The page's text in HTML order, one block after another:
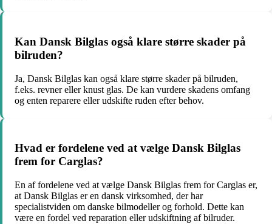
Kan Dansk Bilglas også klare større skader på
bilruden?
Ja, Dansk Bilglas kan også klare større skader på bilruden,
f.eks. revner eller knust glas. De kan vurdere skadens omfang
og enten reparere eller udskifte ruden efter behov.
Hvad er fordelene ved at vælge Dansk Bilglas
frem for Carglas?
En af fordelene ved at vælge Dansk Bilglas frem for Carglas er,
at Dansk Bilglas er en dansk virksomhed, der har
specialistviden om danske bilmodeller og forhold. Dette kan
være en fordel ved reparation eller udskiftning af bilruder.